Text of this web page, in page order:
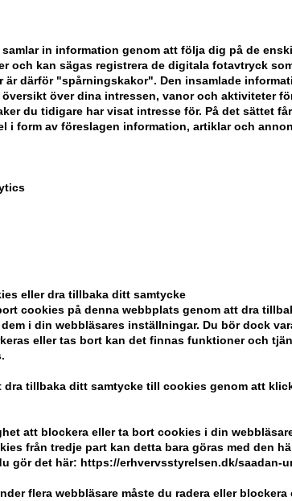
in information genom att följa dig på de
och kan sägas registrera de digitala fotavtryck
är därför "spårningskakor". Den insamlade
över dina intressen, vanor och aktiviteter
du tidigare har visat intresse för. På det sättet
i form av föreslagen information, artiklar och
eller dra tillbaka ditt samtycke
cookies på denna webbplats genom att dra
i din webbläsares inställningar. Du bör dock
eller tas bort kan det finnas funktioner och
dra tillbaka ditt samtycke till cookies genom att
att blockera eller ta bort cookies i din
från tredje part kan detta bara göras med den
gör det här: https://erhvervsstyrelsen.dk/saadan-
flera webbläsare måste du radera eller blockera
beställning
Kom ihåg
Billig frakt
100%